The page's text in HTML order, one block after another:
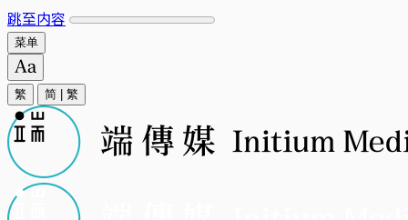
跳至内容
菜单
繁 简 繁